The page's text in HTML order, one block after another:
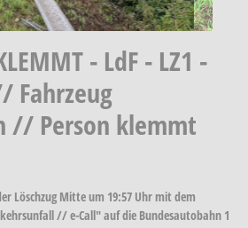
- LdF - LZ1 -
Fahrzeug
// Person klemmt
Löschzug Mitte um 19:57 Uhr mit dem
// e-Call" auf die Bundesautobahn 1